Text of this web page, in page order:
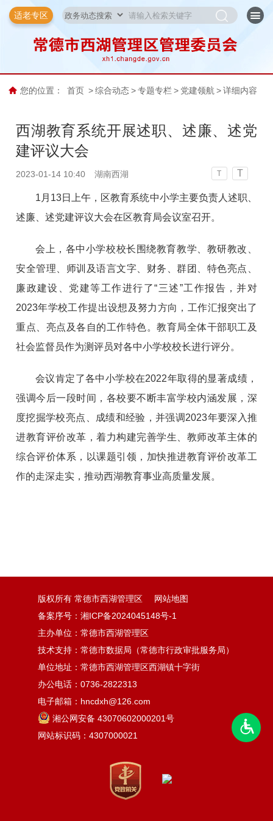
适老专区
您的位置： 首页 > 综合动态 > 专题专栏 > 党建领航 > 详细内容
西湖教育系统开展述职、述廉、述党
建评议大会
2023-01-14 10:40 湖南西湖 T T
1月13日上午，区教育系统中小学主要负责人述职、
述廉、述党建评议大会在区教育局会议室召开。
会上，各中小学校校长围绕教育教学、教研教改、
安全管理、师训及语言文字、财务、群团、特色亮点、
廉政建设、党建等工作进行了“三述”工作报告，并对
2023年学校工作提出设想及努力方向，工作汇报突出了
重点、亮点及各自的工作特色。教育局全体干部职工及
社会监督员作为测评员对各中小学校校长进行评分。
会议肯定了各中小学校在2022年取得的显著成绩，
强调今后一段时间，各校要不断丰富学校内涵发展，深
度挖掘学校亮点、成绩和经验，并强调2023年要深入推
进教育评价改革，着力构建完善学生、教师改革主体的
综合评价体系，以课题引领，加快推进教育评价改革工
作的走深走实，推动西湖教育事业高质量发展。
版权所有 常德市西湖管理区
网站地图
备案序号：湘ICP备2024045148号-1
主办单位：常德市西湖管理区
技术支持：常德市数据局（常德市行政审批服务局）
单位地址：常德市西湖管理区西湖镇十字街
办公电话：0736-2822313
电子邮箱：hncdxh@126.com
湘公网安备 43070602000201号
网站标识码：4307000021